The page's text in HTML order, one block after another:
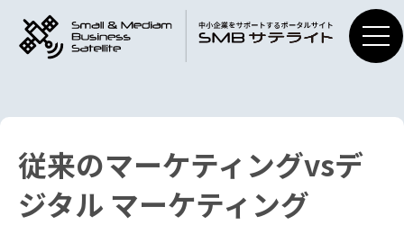
従来のマーケティングvsデ
ジタル マーケティング